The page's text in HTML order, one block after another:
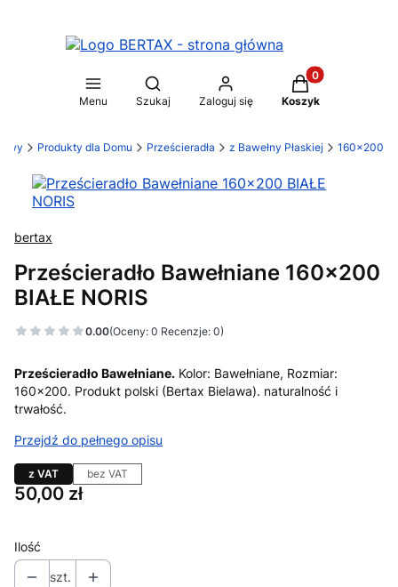
Menu
Otwórz wyszukiwarkę
Szukaj Zaloguj się
Produkty w
Koszyk
Produkty dla Domu Prześcieradła z Bawełny Płaskiej 160x200
bertax
Prześcieradło Bawełniane 160x200
BIAŁE NORIS
0.00(Oceny: 0 Recenzje: 0)
Prześcieradło Bawełniane. Kolor: Bawełniane, Rozmiar:
160x200. Produkt polski (Bertax Bielawa). naturalność i
trwałość.
Przejdź do pełnego opisu
z VAT bez VAT
Cena
50,00 zł
Ilość
szt.